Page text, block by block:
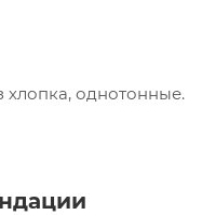
хлопка, однотонные.